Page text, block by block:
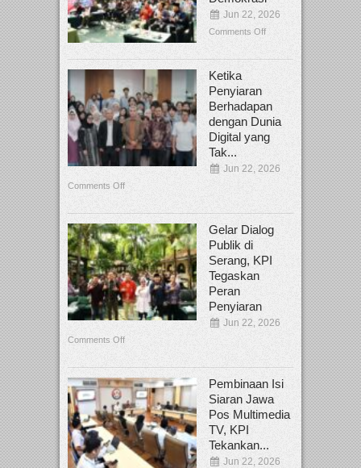
Jun 22, 2026
Comments Off
Ketika
Penyiaran
Berhadapan
dengan Dunia
Digital yang
Tak...
Jun 22, 2026
Comments Off
Gelar Dialog
Publik di
Serang, KPI
Tegaskan
Peran
Penyiaran
Jun 22, 2026
Comments Off
Pembinaan Isi
Siaran Jawa
Pos Multimedia
TV, KPI
Tekankan...
Jun 22, 2026